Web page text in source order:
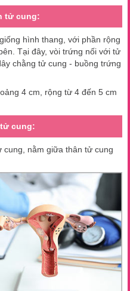
cung:
hình thang, với phần rộng
Tại đây, vòi trứng nối với tử
chằng tử cung - buồng trứng
4 cm, rộng từ 4 đến 5 cm
cung:
nằm giữa thân tử cung